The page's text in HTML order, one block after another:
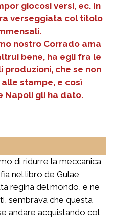
giocosi versi, ec. In
verseggiata col titolo
nostro Corrado ama
bene, ha egli fra le
che se non
stampe, e così
Napoli gli ha dato.
di ridurre la meccanica
nel libro de Gulae
regina del mondo, e ne
sembrava che questa
andare acquistando col